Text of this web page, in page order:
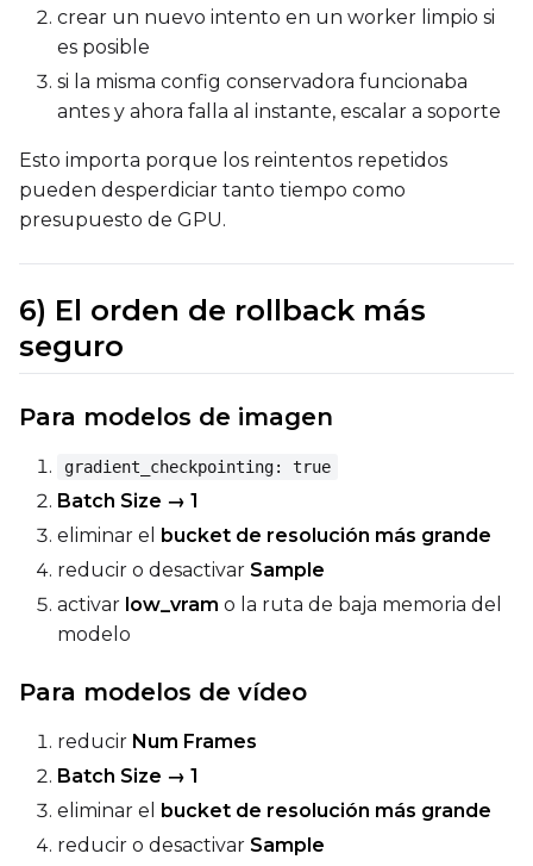
crear un nuevo intento en un worker limpio si
es posible
si la misma config conservadora funcionaba
antes y ahora falla al instante, escalar a soporte
Esto importa porque los reintentos repetidos
pueden desperdiciar tanto tiempo como
presupuesto de GPU.
6) El orden de rollback más
seguro
Para modelos de imagen
gradient_checkpointing: true
Batch Size → 1
eliminar el bucket de resolución más grande
reducir o desactivar Sample
activar low_vram o la ruta de baja memoria del
modelo
Para modelos de vídeo
reducir Num Frames
Batch Size → 1
eliminar el bucket de resolución más grande
reducir o desactivar Sample